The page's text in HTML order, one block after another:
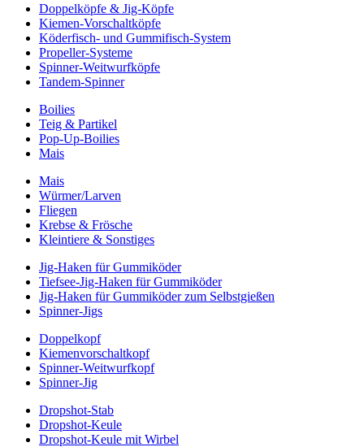
Doppelköpfe & Jig-Köpfe
Kiemen-Vorschaltköpfe
Köderfisch- und Gummifisch-System
Propeller-Systeme
Spinner-Weitwurfköpfe
Tandem-Spinner
Boilies
Teig & Partikel
Pop-Up-Boilies
Mais
Mais
Würmer/Larven
Fliegen
Krebse & Frösche
Kleintiere & Sonstiges
Jig-Haken für Gummiköder
Tiefsee-Jig-Haken für Gummiköder
Jig-Haken für Gummiköder zum Selbstgießen
Spinner-Jigs
Doppelkopf
Kiemenvorschaltkopf
Spinner-Weitwurfkopf
Spinner-Jig
Dropshot-Stab
Dropshot-Keule
Dropshot-Keule mit Wirbel